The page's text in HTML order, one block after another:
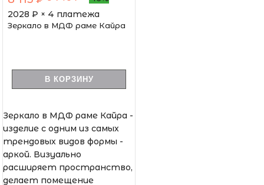
2028 ₽ × 4 платежа
Зеркало в МДФ раме Кайра
В КОРЗИНУ
Зеркало в МДФ раме Кайра -
изделие с одним из самых
трендовых видов формы -
аркой. Визуально
расширяет пространство,
делает помещение